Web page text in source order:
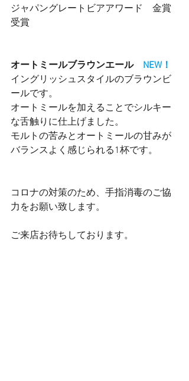
ジャパングレートビアアワード　金賞
受賞
オートミールブラウンエール NEW！
イングリッシュスタイルのブラウンビ
ールです。
オートミールを加えることでシルキー
な舌触りに仕上げました。
モルトの苦みとオートミールの甘みが
バランスよく感じられる1杯です。
コロナの対策のため、手指消毒のご協
力をお願い致します。
ご来店お待ちしております。